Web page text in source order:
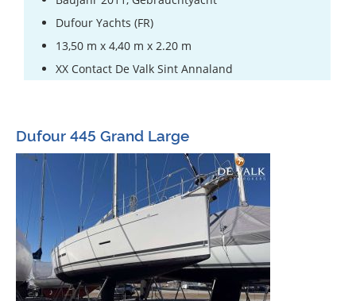
Dufour Yachts (FR)
13,50 m x 4,40 m x 2.20 m
XX Contact De Valk Sint Annaland
Dufour 445 Grand Large